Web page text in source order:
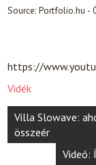
Source:Portfolio.hu -
https://
Vidék
Post
navigation
Villa Slowave:
összeér
Videó: